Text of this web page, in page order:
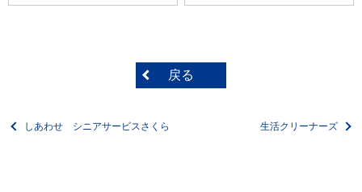
戻る
しあわせ シニアサービスさくら 生活クリーナーズ